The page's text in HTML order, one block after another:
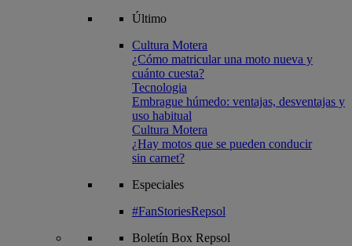
Último
Cultura Motera
¿Cómo matricular una moto nueva y
cuánto cuesta?
Tecnologia
Embrague húmedo: ventajas, desventajas y
uso habitual
Cultura Motera
¿Hay motos que se pueden conducir
sin carnet?
Especiales
#FanStoriesRepsol
Boletín Box Repsol